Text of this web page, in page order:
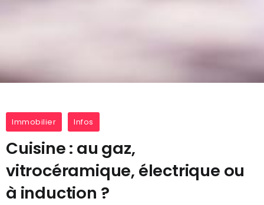
Immobilier Infos
Cuisine : au gaz,
vitrocéramique, électrique ou
à induction ?